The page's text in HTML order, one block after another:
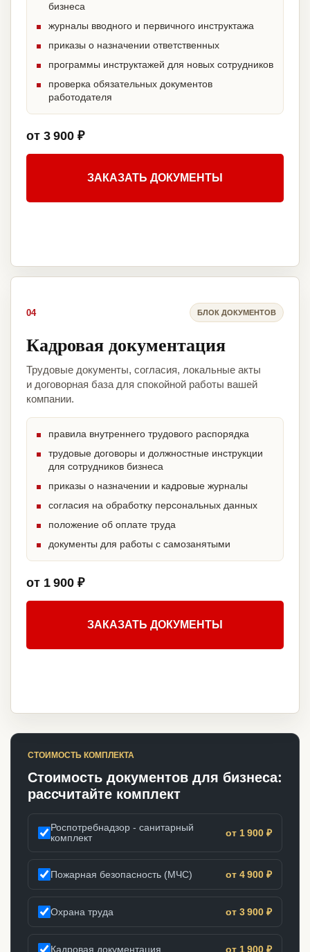
бизнеса
журналы вводного и первичного инструктажа
приказы о назначении ответственных
программы инструктажей для новых сотрудников
проверка обязательных документов
работодателя
от 3 900 ₽
ЗАКАЗАТЬ ДОКУМЕНТЫ
04 БЛОК ДОКУМЕНТОВ
Кадровая документация
Трудовые документы, согласия, локальные акты
и договорная база для спокойной работы вашей
компании.
правила внутреннего трудового распорядка
трудовые договоры и должностные инструкции
для сотрудников бизнеса
приказы о назначении и кадровые журналы
согласия на обработку персональных данных
положение об оплате труда
документы для работы с самозанятыми
от 1 900 ₽
ЗАКАЗАТЬ ДОКУМЕНТЫ
СТОИМОСТЬ КОМПЛЕКТА
Стоимость документов для бизнеса:
рассчитайте комплект
Роспотребнадзор - санитарный
комплект
от 1 900 ₽
Пожарная безопасность (МЧС) от 4 900 ₽
Охрана труда от 3 900 ₽
Кадровая документация от 1 900 ₽